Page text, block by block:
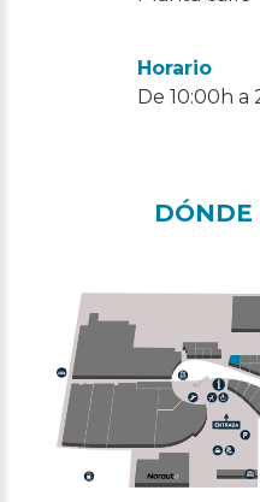
Horario
De 10:00h a
DÓNDE